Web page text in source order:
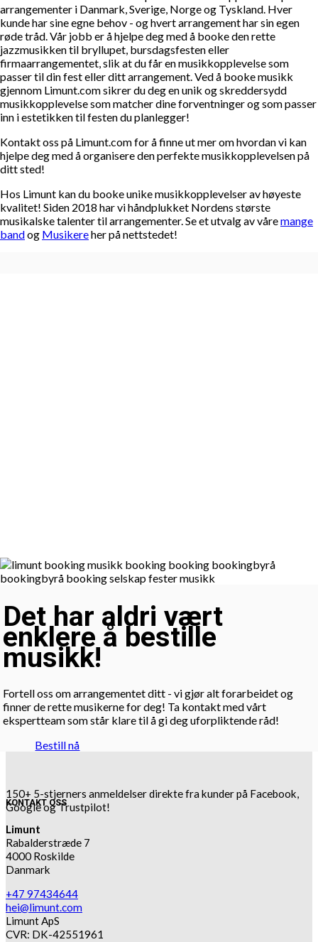
arrangementer i Danmark, Sverige, Norge og Tyskland. Hver
kunde har sine egne behov - og hvert arrangement har sin egen
røde tråd. Vår jobb er å hjelpe deg med å booke den rette
jazzmusikken til bryllupet, bursdagsfesten eller
firmaarrangementet, slik at du får en musikkopplevelse som
passer til din fest eller ditt arrangement. Ved å booke musikk
gjennom Limunt.com sikrer du deg en unik og skreddersydd
musikkopplevelse som matcher dine forventninger og som passer
inn i estetikken til festen du planlegger!
Kontakt oss på Limunt.com for å finne ut mer om hvordan vi kan
hjelpe deg med å organisere den perfekte musikkopplevelsen på
ditt sted!
Hos Limunt kan du booke unike musikkopplevelser av høyeste
kvalitet! Siden 2018 har vi håndplukket Nordens største
musikalske talenter til arrangementer. Se et utvalg av våremange
bandog Musikereher på nettstedet!
Det har aldri vært
enklere å bestille
musikk!
Fortell oss om arrangementet ditt - vi gjør alt forarbeidet og
finner de rette musikerne for deg! Ta kontakt med vårt
ekspertteam som står klare til å gi deg uforpliktende råd!
Bestill nå
150+ 5-stjerners anmeldelser direkte fra kunder på Facebook,
Google og Trustpilot!
KONTAKT OSS
Limunt
Rabalderstræde 7
4000 Roskilde
Danmark
+47 97434644
hei@limunt.com
Limunt ApS
CVR: DK-42551961